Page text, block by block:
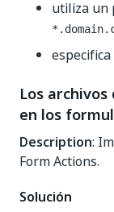
utiliza un
Los archivos
en los
Description:
Form Actions.
Solución